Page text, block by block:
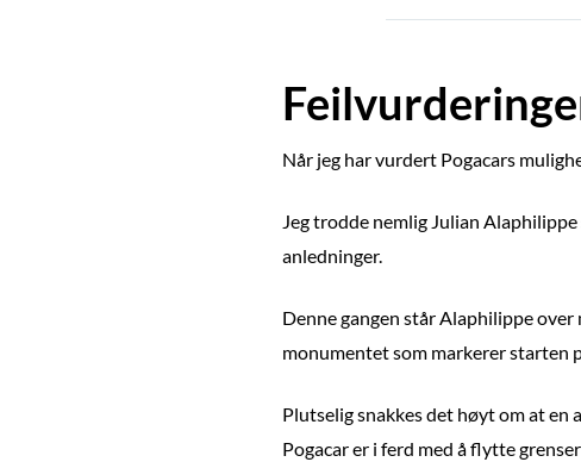
Når jeg har vurdert Pogacars
Jeg trodde nemlig Julian
anledninger.
Denne gangen står Alaphilippe
monumentet som markerer starten
Plutselig snakkes det høyt om at en
Pogacar er i ferd med å flytte